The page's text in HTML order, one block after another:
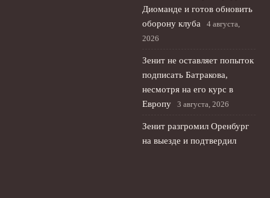
Диоманде и готов обновить
оборону клуба
4 августа,
2026
Зенит не оставляет попыток
подписать Батракова,
несмотря на его курс в
Европу
3 августа, 2026
Зенит разгромил Оренбург
на выезде и подтвердил